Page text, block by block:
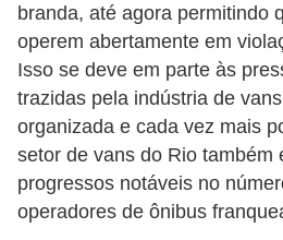
branda, até agora permitindo
operem abertamente em
Isso se deve em parte às
trazidas pela indústria de
organizada e cada vez mais
setor de vans do Rio também
progressos notáveis ​​no
operadores de ônibus